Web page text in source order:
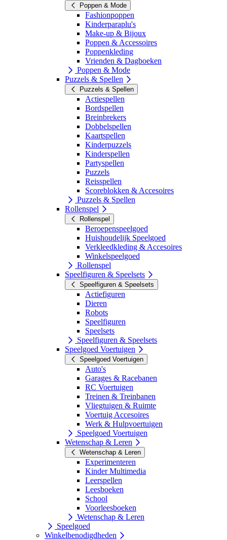
Poppen & Mode
Fashionpoppen
Kinderparaplu's
Make-up & Bijoux
Poppen & Accessoires
Poppenkleding
Vrienden & Dagboeken
Poppen & Mode
Puzzels & Spellen
Puzzels & Spellen
Actiespellen
Bordspellen
Breinbrekers
Dobbelspellen
Kaartspellen
Kinderpuzzels
Kinderspellen
Partyspellen
Puzzels
Reisspellen
Scoreblokken & Accesoires
Puzzels & Spellen
Rollenspel
Rollenspel
Beroepenspeelgoed
Huishoudelijk Speelgoed
Verkleedkleding & Accesoires
Winkelspeelgoed
Rollenspel
Speelfiguren & Speelsets
Speelfiguren & Speelsets
Actiefiguren
Dieren
Robots
Speelfiguren
Speelsets
Speelfiguren & Speelsets
Speelgoed Voertuigen
Speelgoed Voertuigen
Auto's
Garages & Racebanen
RC Voertuigen
Treinen & Treinbanen
Vliegtuigen & Ruimte
Voertuig Accesoires
Werk & Hulpvoertuigen
Speelgoed Voertuigen
Wetenschap & Leren
Wetenschap & Leren
Experimenteren
Kinder Multimedia
Leerspellen
Leesboeken
School
Voorleesboeken
Wetenschap & Leren
Speelgoed
Winkelbenodigdheden